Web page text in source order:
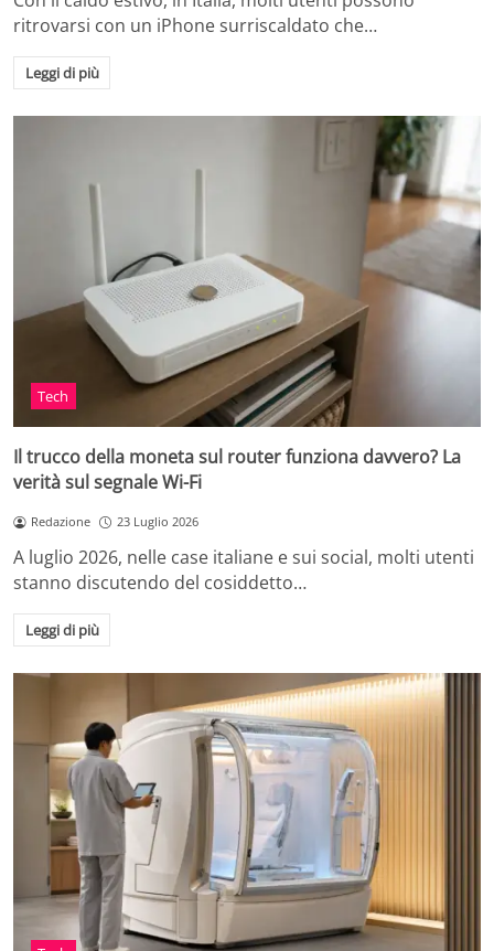
ritrovarsi con un iPhone surriscaldato che…
Leggi di più
Tech
Il trucco della moneta sul router funziona davvero? La
verità sul segnale Wi-Fi
Redazione 23 Luglio 2026
A luglio 2026, nelle case italiane e sui social, molti utenti
stanno discutendo del cosiddetto…
Leggi di più